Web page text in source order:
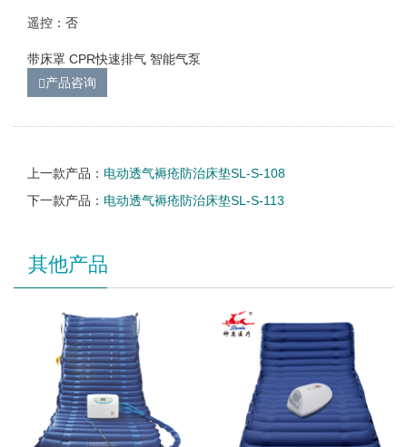
遥控：否
带床罩 CPR快速排气 智能气泵
产品咨询
上一款产品： 电动透气褥疮防治床垫SL-S-108
下一款产品： 电动透气褥疮防治床垫SL-S-113
其他产品